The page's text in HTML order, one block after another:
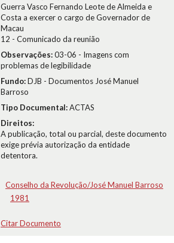
Guerra Vasco Fernando Leote de Almeida e
Costa a exercer o cargo de Governador de
Macau
12 - Comunicado da reunião
Observações:03-06 - Imagens com
problemas de legibilidade
Fundo:DJB - Documentos José Manuel
Barroso
Tipo Documental:ACTAS
Direitos:
A publicação, total ou parcial, deste documento
exige prévia autorização da entidade
detentora.
Conselho da Revolução/José Manuel Barroso
1981
Citar Documento